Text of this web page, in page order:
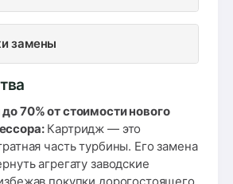
замены
70% от стоимости нового
Картридж — это
часть турбины. Его замена
агрегату заводские